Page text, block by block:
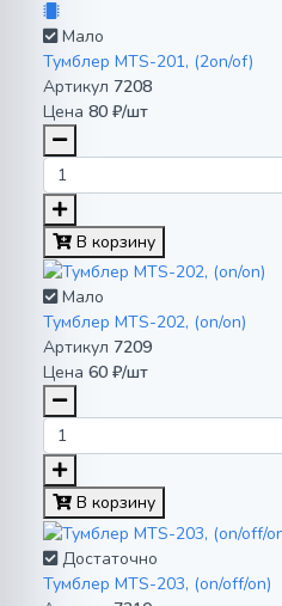
Мало
Тумблер MTS-201, (2on/of)
Артикул 7208
Цена 80 ₽/шт
В корзину
Мало
Тумблер MTS-202, (on/on)
Артикул 7209
Цена 60 ₽/шт
В корзину
Достаточно
Тумблер MTS-203, (on/off/on)